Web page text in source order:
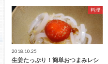
料理
2018.10.25
生姜たっぷり！簡単おつまみレシ